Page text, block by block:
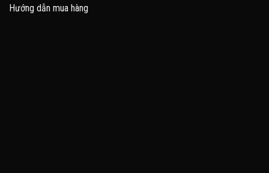
Hướng dẫn mua hàng